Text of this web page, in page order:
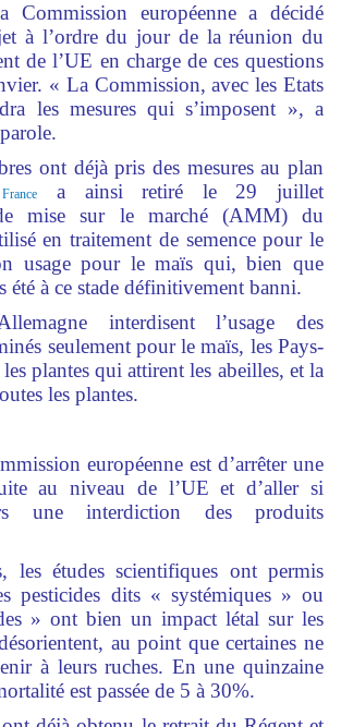
Commission européenne a décidé
à l’ordre du jour de la réunion du
de l’UE en charge de ces questions
« La Commission, avec les Etats
les mesures qui s’imposent », a
ont déjà pris des mesures au plan
France
a ainsi retiré le 29 juillet
mise sur le marché (AMM) du
en traitement de semence pour le
usage pour le maïs qui, bien que
été à ce stade définitivement banni.
interdisent l’usage des
seulement pour le maïs, les Pays-
plantes qui attirent les abeilles, et la
les plantes.
européenne est d’arrêter une
au niveau de l’UE et d’aller si
une interdiction des produits
les études scientifiques ont permis
pesticides dits « systémiques » ou
» ont bien un impact létal sur les
au point que certaines ne
à leurs ruches. En une quinzaine
est passée de 5 à 30%.